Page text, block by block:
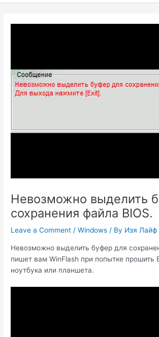
Невозможно выделить
сохранения файла BIOS.
Leave a Comment /Windows / By Изя Лайф
Невозможно выделить буфер для
пишет вам WinFlash при попытке прошить
ноутбука или планшета.